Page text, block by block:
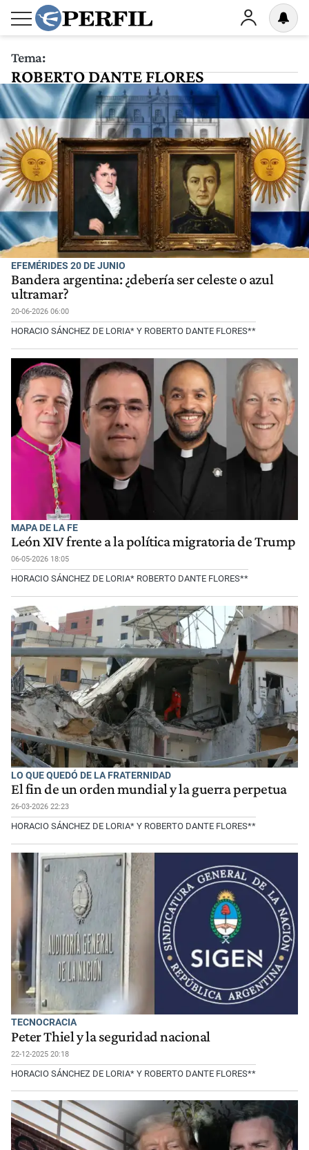
Tema:
ROBERTO DANTE FLORES
EFEMÉRIDES 20 DE JUNIO
Bandera argentina: ¿debería ser celeste o azul
ultramar?
20-06-2026 06:00
HORACIO SÁNCHEZ DE LORIA* Y ROBERTO DANTE FLORES**
MAPA DE LA FE
León XIV frente a la política migratoria de Trump
06-05-2026 18:05
HORACIO SÁNCHEZ DE LORIA* ROBERTO DANTE FLORES**
LO QUE QUEDÓ DE LA FRATERNIDAD
El fin de un orden mundial y la guerra perpetua
26-03-2026 22:23
HORACIO SÁNCHEZ DE LORIA* Y ROBERTO DANTE FLORES**
TECNOCRACIA
Peter Thiel y la seguridad nacional
22-12-2025 20:18
HORACIO SÁNCHEZ DE LORIA* Y ROBERTO DANTE FLORES**